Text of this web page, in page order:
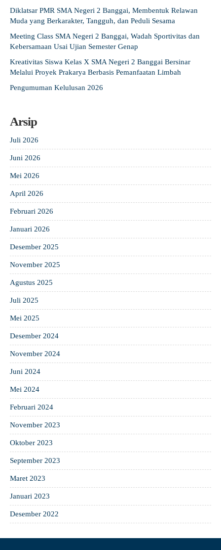
Diklatsar PMR SMA Negeri 2 Banggai, Membentuk Relawan
Muda yang Berkarakter, Tangguh, dan Peduli Sesama
Meeting Class SMA Negeri 2 Banggai, Wadah Sportivitas dan
Kebersamaan Usai Ujian Semester Genap
Kreativitas Siswa Kelas X SMA Negeri 2 Banggai Bersinar
Melalui Proyek Prakarya Berbasis Pemanfaatan Limbah
Pengumuman Kelulusan 2026
Arsip
Juli 2026
Juni 2026
Mei 2026
April 2026
Februari 2026
Januari 2026
Desember 2025
November 2025
Agustus 2025
Juli 2025
Mei 2025
Desember 2024
November 2024
Juni 2024
Mei 2024
Februari 2024
November 2023
Oktober 2023
September 2023
Maret 2023
Januari 2023
Desember 2022